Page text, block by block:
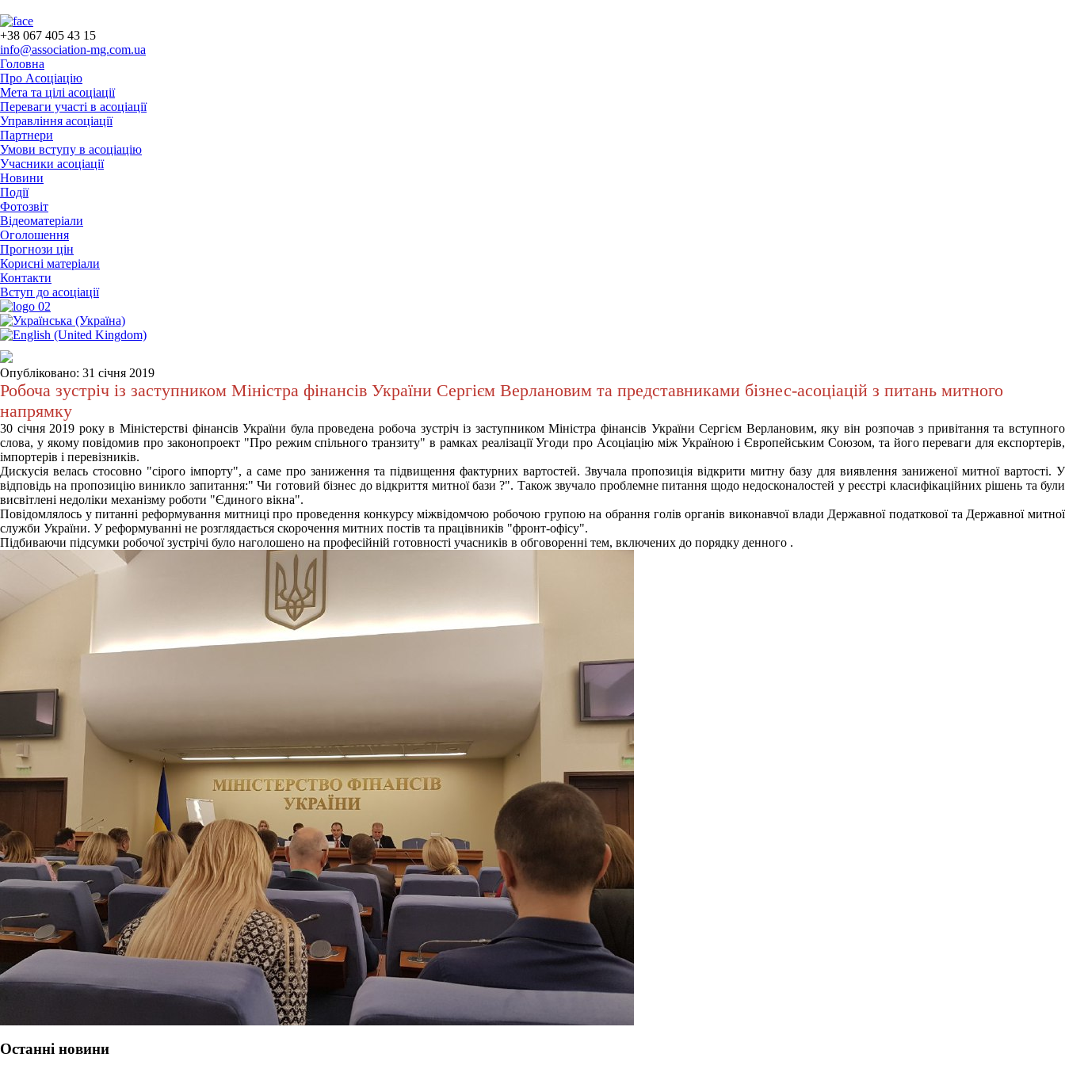
+38 067 405 43 15
info@association-mg.com.ua
Головна
Про Асоціацію
Мета та цілі асоціації
Переваги участі в асоціації
Управління асоціації
Партнери
Умови вступу в асоціацію
Учасники асоціації
Новини
Події
Фотозвіт
Відеоматеріали
Оголошення
Прогнози цін
Корисні матеріали
Контакти
Вступ до асоціації
Опубліковано: 31 січня 2019
Робоча зустріч із заступником Міністра фінансів України Сергієм Верлановим та представниками бізнес-асоціацій з питань митного
напрямку
30 січня 2019 року в Міністерстві фінансів України була проведена робоча зустріч із заступником Міністра фінансів України Сергієм Верлановим, яку він розпочав з привітання та вступного
слова, у якому повідомив про законопроект "Про режим спільного транзиту" в рамках реалізації Угоди про Асоціацію між Україною і Європейським Союзом, та його переваги для експортерів,
імпортерів і перевізників.
Дискусія велась стосовно "сірого імпорту", а саме про заниження та підвищення фактурних вартостей. Звучала пропозиція відкрити митну базу для виявлення заниженої митної вартості. У
відповідь на пропозицію виникло запитання:" Чи готовий бізнес до відкриття митної бази ?". Також звучало проблемне питання щодо недосконалостей у реєстрі класифікаційних рішень та були
висвітлені недоліки механізму роботи "Єдиного вікна".
Повідомлялось у питанні реформування митниці про проведення конкурсу міжвідомчою робочою групою на обрання голів органів виконавчої влади Державної податкової та Державної митної
служби України. У реформуванні не розглядається скорочення митних постів та працівників "фронт-офісу".
Підбиваючи підсумки робочої зустрічі було наголошено на професійній готовності учасників в обговоренні тем, включених до порядку денного .
Останні новини